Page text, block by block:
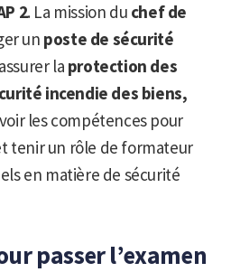
2. La mission du chef de
un poste de sécurité
la protection des
incendie des biens,
les compétences pour
tenir un rôle de formateur
en matière de sécurité
passer l’examen